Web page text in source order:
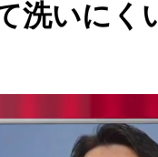
洗いにく